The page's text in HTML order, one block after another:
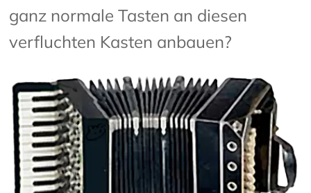
ganz normale Tasten an diesen
verfluchten Kasten anbauen?